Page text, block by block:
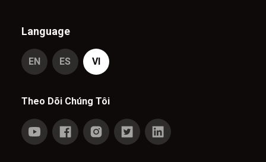
Language
EN ES VI
Theo Dõi Chúng Tôi